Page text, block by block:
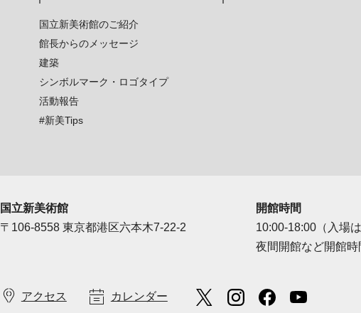
国立新美術館のご紹介
館長からのメッセージ
建築
シンボルマーク・ロゴタイプ
活動報告
#新美Tips
国立新美術館
〒106-8558 東京都港区六本木7-22-2
開館時間
10:00-18:00（入場
夜間開館など開館時
アクセス カレンダー